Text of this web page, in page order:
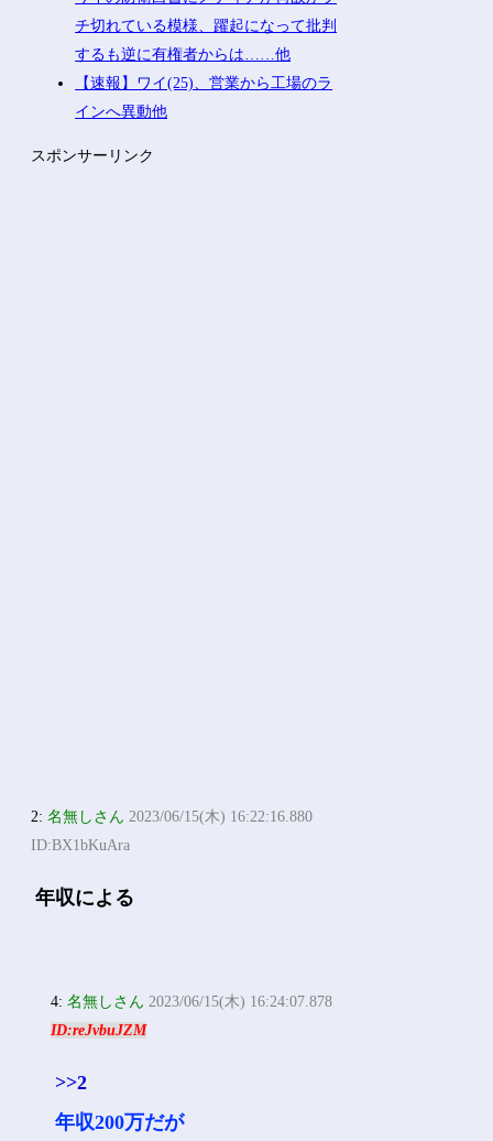
チ切れている模様、躍起になって批判
するも逆に有権者からは……他
【速報】ワイ(25)、営業から工場のラ
インへ異動他
スポンサーリンク
2:名無しさん 2023/06/15(木) 16:22:16.880
ID:BX1bKuAra
年収による
4:名無しさん 2023/06/15(木) 16:24:07.878
ID:reJvbuJZM
>>2
年収200万だが